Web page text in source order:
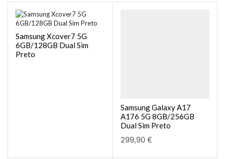
Samsung Xcover7 5G
6GB/128GB Dual Sim
Preto
Samsung Galaxy A17
A176 5G 8GB/256GB
Dual Sim Preto
299,90 €